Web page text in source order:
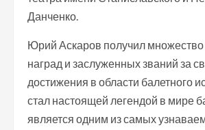
Данченко.
Юрий Аскаров получил
наград и заслуженных званий за
достижения в области балетного
стал настоящей легендой в мире
является одним из самых